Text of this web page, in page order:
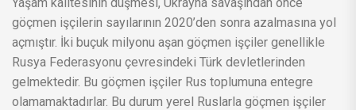
göçmen işçilerin sayılarının 2020’den sonra azalmasına yol
açmıştır. İki buçuk milyonu aşan göçmen işçiler genellikle
Rusya Federasyonu çevresindeki Türk devletlerinden
gelmektedir. Bu göçmen işçiler Rus toplumuna entegre
olamamaktadırlar. Bu durum yerel Ruslarla göçmen işçiler